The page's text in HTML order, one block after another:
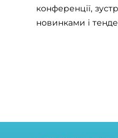
конференції,
новинками і